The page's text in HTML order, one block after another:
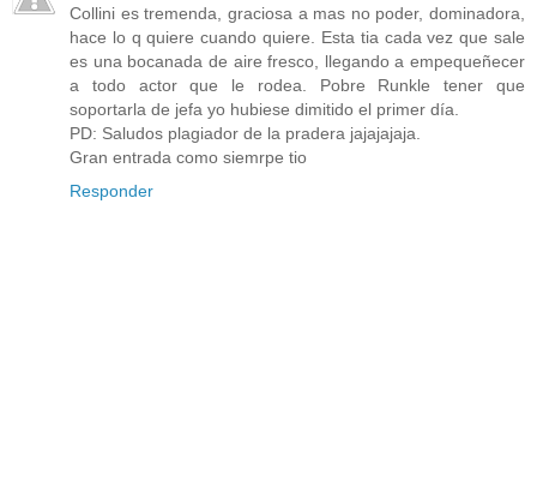
Collini es tremenda, graciosa a mas no poder, dominadora,
hace lo q quiere cuando quiere. Esta tia cada vez que sale
es una bocanada de aire fresco, llegando a empequeñecer
a todo actor que le rodea. Pobre Runkle tener que
soportarla de jefa yo hubiese dimitido el primer día.
PD: Saludos plagiador de la pradera jajajajaja.
Gran entrada como siemrpe tio
Responder